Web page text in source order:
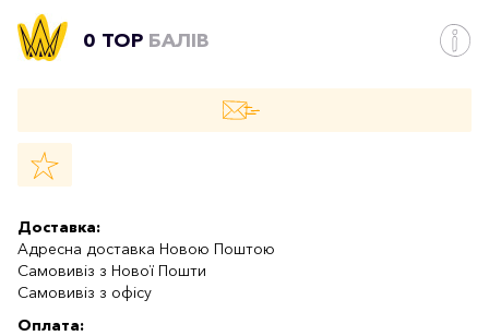
0 TOP БАЛІВ
Доставка:
Адресна доставка Новою Поштою
Самовивіз з Нової Пошти
Самовивіз з офісу
Оплата: